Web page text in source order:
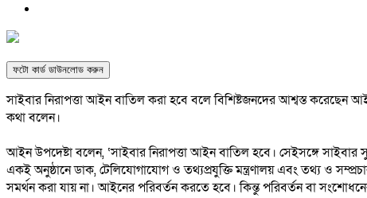
ফটো কার্ড ডাউনলোড করুন
সাইবার নিরাপত্তা আইন বাতিল করা হবে বলে বিশিষ্টজনদের আশ্বস্ত
কথা বলেন।
আইন উপদেষ্টা বলেন, ‘সাইবার নিরাপত্তা আইন বাতিল হবে। সেইসঙ্গে
একই অনুষ্ঠানে ডাক, টেলিযোগাযোগ ও তথ্যপ্রযুক্তি মন্ত্রণালয় এবং তথ্য ও
সমর্থন করা যায় না। আইনের পরিবর্তন করতে হবে। কিন্তু পরিবর্তন বা